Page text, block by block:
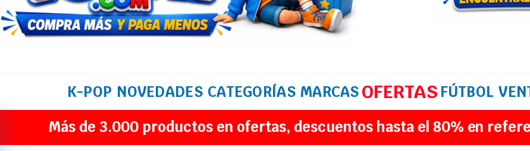
K-POP NOVEDADES CATEGORÍAS MARCASOFERTAS FÚTBOL
Más de 3.000 productos en ofertas, descuentos hasta el 80% en